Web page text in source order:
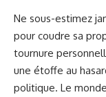
Ne sous-estimez
pour coudre sa
tournure
une étoffe au
politique. Le